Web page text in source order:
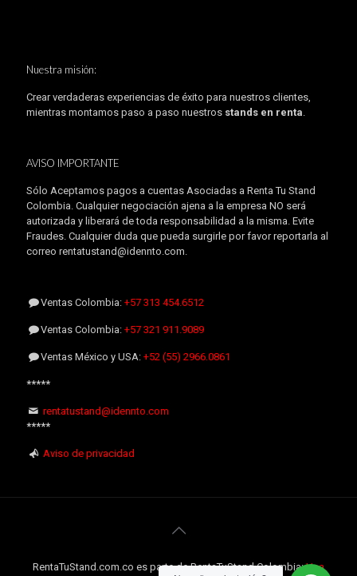
Nuestra misión:
Crear verdaderas experiencias de éxito para nuestros clientes,
mientras montamos paso a paso nuestros stands en renta.
AVISO IMPORTANTE
Sólo Aceptamos pagos a cuentas Asociadas a Renta Tu Stand
Colombia. Cualquier negociación ajena a la empresa NO será
autorizada y liberará de toda responsabilidad a la misma. Evite
Fraudes. Cualquier duda que pueda surgirle por favor reportarla al
correo rentatustand@idennto.com.
Ventas Colombia:+57 313 454.6512
Ventas Colombia:+57 321 911.9089
Ventas México y USA:+52 (55) 2966.0861
*****
rentatustand@idennto.com
*****
Aviso de privacidad
RentaTuStand.com.co es parte de RentaTuStand Colombia:Una